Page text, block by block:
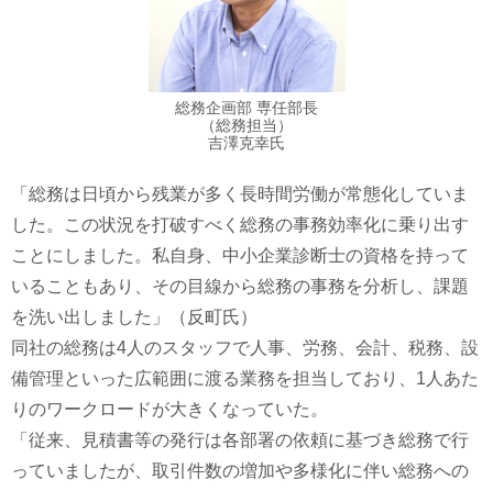
総務企画部 専任部長
（総務担当）
吉澤克幸氏
「総務は日頃から残業が多く長時間労働が常態化していま
した。この状況を打破すべく総務の事務効率化に乗り出す
ことにしました。私自身、中小企業診断士の資格を持って
いることもあり、その目線から総務の事務を分析し、課題
を洗い出しました」（反町氏）
同社の総務は4人のスタッフで人事、労務、会計、税務、設
備管理といった広範囲に渡る業務を担当しており、1人あた
りのワークロードが大きくなっていた。
「従来、見積書等の発行は各部署の依頼に基づき総務で行
っていましたが、取引件数の増加や多様化に伴い総務への